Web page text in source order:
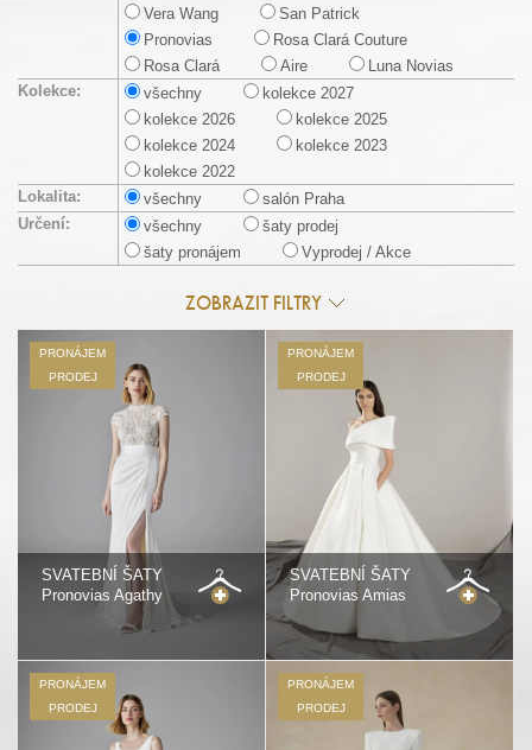
Vera Wang
San Patrick
Pronovias
Rosa Clará Couture
Rosa Clará
Aire
Luna Novias
Kolekce:
všechny
kolekce 2027
kolekce 2026
kolekce 2025
kolekce 2024
kolekce 2023
kolekce 2022
Lokalita:
všechny
salón Praha
Určení:
všechny
šaty prodej
šaty pronájem
Vyprodej / Akce
ZOBRAZIT FILTRY
PRONÁJEM
PRODEJ
SVATEBNÍ ŠATY
Pronovias Agathy
PRONÁJEM
PRODEJ
SVATEBNÍ ŠATY
Pronovias Amias
PRONÁJEM
PRODEJ
PRONÁJEM
PRODEJ